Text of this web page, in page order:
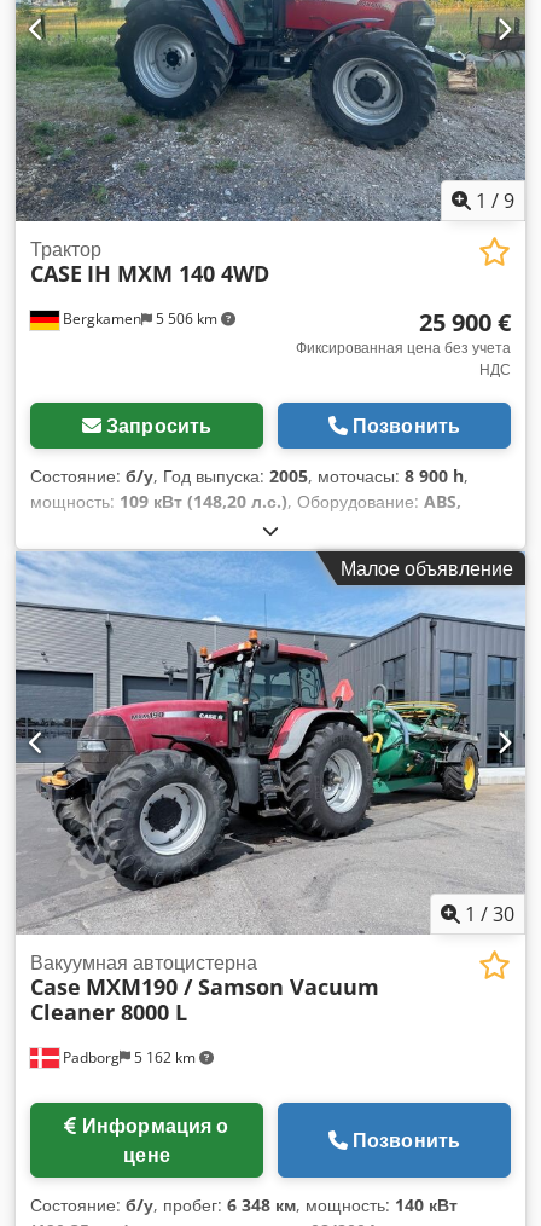
состоянии, требуется ремонт Ходовая часть сохранилась
примерно на 70% Опорные пластины – ширина 600 мм
Двигатель Isuzu, мощность 202 кВт CE Транспортные
габариты: 10,8 x 3 x 3,40 м Рабочий вес: 35,5 тонн.
1 /9
Bergkamen 5 506 km
Трактор
CASE IH MXM 140 4WD
25 900 €
Фиксированная цена без учета
НДС
Запросить Позвонить
Состояние: б/у, Год выпуска: 2005, моточасы: 8 900 h,
мощность: 109 кВт (148,20 л.с.), Оборудование: ABS,
кабина, кондиционер, полный привод
5868 кг Длина: 4692 мм Ширина: 2507 мм Высота: 2997 мм.
Колесная база: 2723 мм Номинальная мощность: 105,9
кВт, 144 л.с. Номинальная скорость: 2200 об/мин
Количество цилиндров: 6 Рабочий объем: 7480 см³
Dsdpswlmt Isfx Amfjck Увеличение крутящего момента:
51,3 Полный привод
Малое объявление
1 /30
Padborg 5 162 km
Вакуумная автоцистерна
Case MXM190 / Samson Vacuum
Cleaner 8000 L
цене
Позвонить
Состояние: б/у, пробег: 6 348 км, мощность: 140 кВт